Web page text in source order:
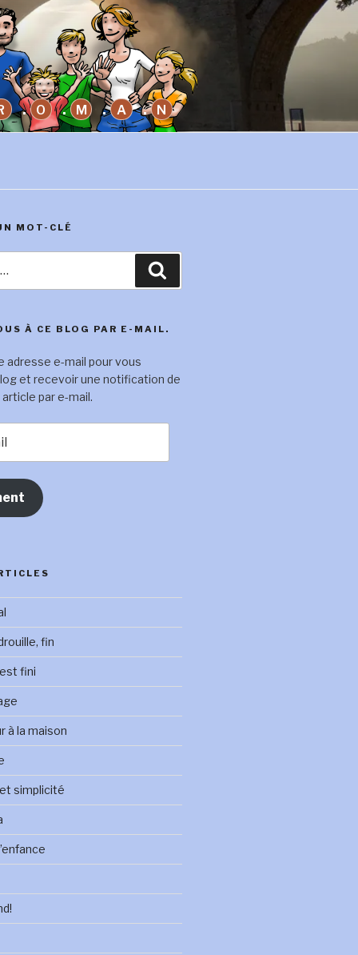
O M A N
MOT-CLÉ
À CE BLOG PAR E-MAIL.
adresse e-mail pour vous
et recevoir une notification de
par e-mail.
fin
fini
à la maison
simplicité